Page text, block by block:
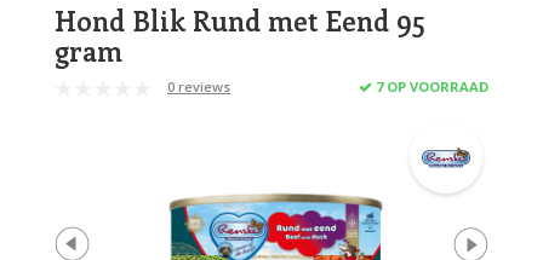
Hond Blik Rund met Eend 95
gram
0 reviews 7 OP VOORRAAD